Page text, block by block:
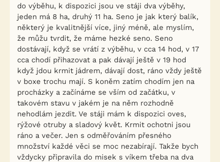
do výběhu, k dispozici jsou ve stáji dva výběhy,
jeden má 8 ha, druhý 11 ha. Seno je jak který balík,
některý je kvalitnější více, jiný méně, ale myslím,
že můžu tvrdit, že máme hezké seno. Seno
dostávají, když se vrátí z výběhu, v cca 14 hod, v 17
cca chodí přihazovat a pak dávají ještě v 19 hod
když jdou krmit jádrem, dávají dost, ráno vždy ještě
v boxe trochu mají. S koněm zatím chodím jen na
procházky a začínáme se vším od začátku, v
takovém stavu v jakém je na něm rozhodně
nehodlám jezdit. Ve stáji mám k dispozici oves,
rýžové otruby a sladový květ. Krmit ochotni jsou
ráno a večer. Jen s odměřováním přesného
množství každé věci se moc nezabírají. Takže bych
vždycky připravila do misek s víkem třeba na dva